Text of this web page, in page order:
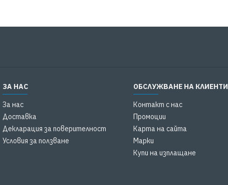
ЗА НАС
За нас
Доставка
Декларация за поверителност
Условия за ползване
ОБСЛУЖВАНЕ НА КЛИЕНТИ
Контакт с нас
Промоции
Карта на сайта
Марки
Купи на изплащане